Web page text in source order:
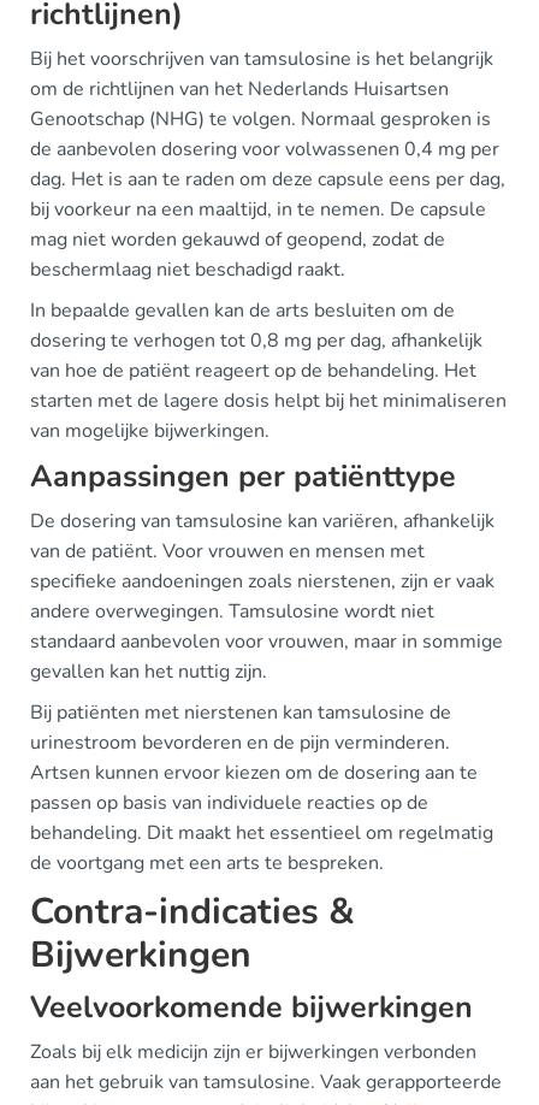
richtlijnen)
Bij het voorschrijven van tamsulosine is het belangrijk
om de richtlijnen van het Nederlands Huisartsen
Genootschap (NHG) te volgen. Normaal gesproken is
de aanbevolen dosering voor volwassenen 0,4 mg per
dag. Het is aan te raden om deze capsule eens per dag,
bij voorkeur na een maaltijd, in te nemen. De capsule
mag niet worden gekauwd of geopend, zodat de
beschermlaag niet beschadigd raakt.
In bepaalde gevallen kan de arts besluiten om de
dosering te verhogen tot 0,8 mg per dag, afhankelijk
van hoe de patiënt reageert op de behandeling. Het
starten met de lagere dosis helpt bij het minimaliseren
van mogelijke bijwerkingen.
Aanpassingen per patiënttype
De dosering van tamsulosine kan variëren, afhankelijk
van de patiënt. Voor vrouwen en mensen met
specifieke aandoeningen zoals nierstenen, zijn er vaak
andere overwegingen. Tamsulosine wordt niet
standaard aanbevolen voor vrouwen, maar in sommige
gevallen kan het nuttig zijn.
Bij patiënten met nierstenen kan tamsulosine de
urinestroom bevorderen en de pijn verminderen.
Artsen kunnen ervoor kiezen om de dosering aan te
passen op basis van individuele reacties op de
behandeling. Dit maakt het essentieel om regelmatig
de voortgang met een arts te bespreken.
Contra-indicaties &
Bijwerkingen
Veelvoorkomende bijwerkingen
Zoals bij elk medicijn zijn er bijwerkingen verbonden
aan het gebruik van tamsulosine. Vaak gerapporteerde